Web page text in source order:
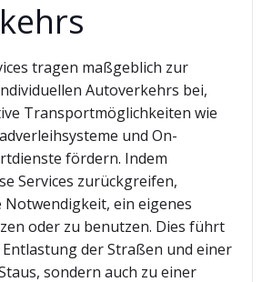
tragen maßgeblich zur
Autoverkehrs bei,
Transportmöglichkeiten wie
und On-
fördern. Indem
Services zurückgreifen,
ein eigenes
oder zu benutzen. Dies führt
der Straßen und einer
sondern auch zu einer